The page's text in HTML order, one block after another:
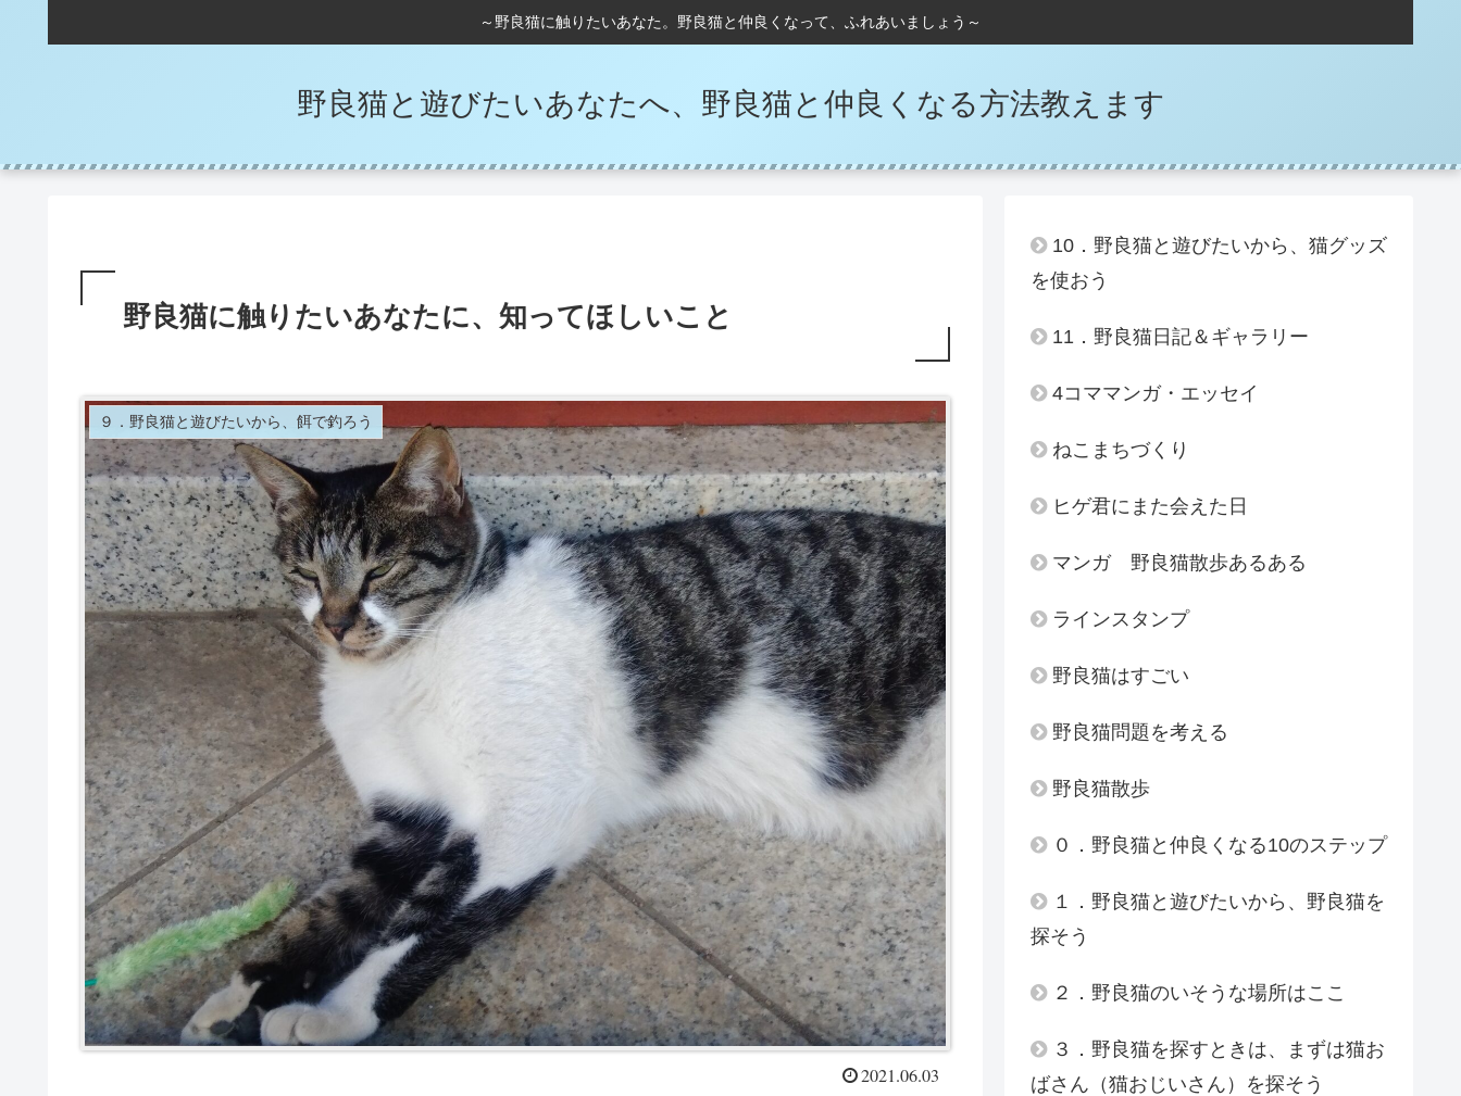
～野良猫に触りたいあなた。野良猫と仲良くなって、ふれあいましょう～
野良猫と遊びたいあなたへ、野良猫と仲良くなる方法教えます
野良猫に触りたいあなたに、知ってほしいこと
９．野良猫と遊びたいから、餌で釣ろう
2021.06.03
10．野良猫と遊びたいから、猫グッズ
を使おう
11．野良猫日記＆ギャラリー
4コママンガ・エッセイ
ねこまちづくり
ヒゲ君にまた会えた日
マンガ 野良猫散歩あるある
ラインスタンプ
野良猫はすごい
野良猫問題を考える
野良猫散歩
０．野良猫と仲良くなる10のステップ
１．野良猫と遊びたいから、野良猫を
探そう
２．野良猫のいそうな場所はここ
３．野良猫を探すときは、まずは猫お
ばさん（猫おじいさん）を探そう